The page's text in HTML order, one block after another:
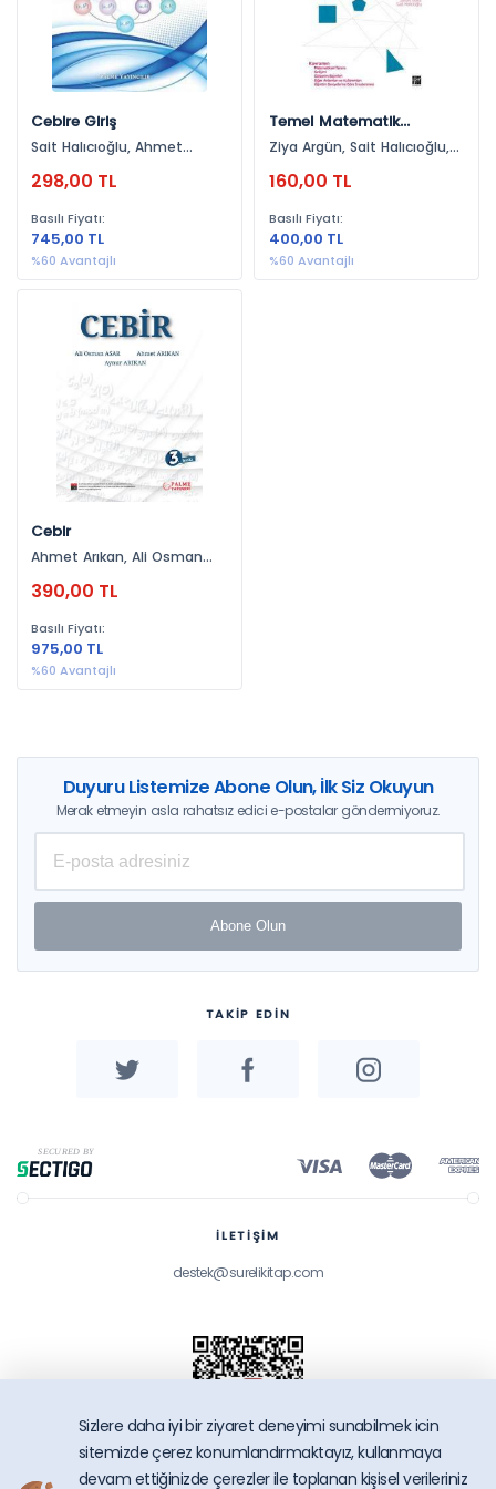
Cebire Giriş
Sait Halıcıoğlu, Ahmet
298,00 TL
Basılı Fiyatı:
745,00 TL
%60 Avantajlı
Temel Matematik
Kavramların Künyesi
Ziya Argün, Sait Halıcıoğlu,
160,00 TL
Basılı Fiyatı:
400,00 TL
%60 Avantajlı
Cebir
Ahmet Arıkan, Ali Osman
390,00 TL
Basılı Fiyatı:
975,00 TL
%60 Avantajlı
Duyuru Listemize Abone Olun, İlk Siz Okuyun
Merak etmeyin asla rahatsız edici e-postalar göndermiyoruz.
Abone Olun
TAKİP EDİN
İLETİŞİM
destek@surelikitap.com
Sizlere daha iyi bir ziyaret deneyimi sunabilmek icin
sitemizde çerez konumlandırmaktayız, kullanmaya
devam ettiğinizde çerezler ile toplanan kişisel verileriniz